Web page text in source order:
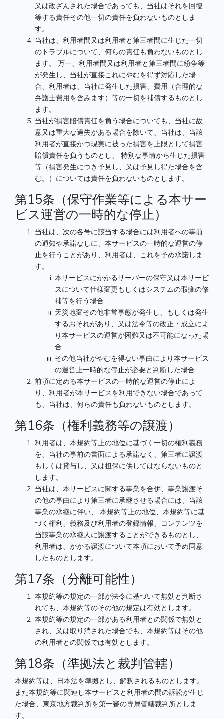
又は改ざんされた場合であっても、当社はそれを回復
等する責任その他一切の責任を負わないものとしま
す。
当社は、利用者間又は利用者と第三者間に生じた一切
のトラブルについて、何らの責任も負わないものとし
ます。 万一、利用者間又は利用者と第三者間に紛争等
が発生し、当社が直接これにやむを得ず対応した場
合、利用者は、当社に発生した損害、費用（合理的な
弁護士費用を含みます）等の一切を補償するものとし
ます。
当社が損害賠償責任を負う場合についても、当社に故
意又は重大な過失がある場合を除いて、当社は、当該
利用者が直接かつ現実に被った損害を上限として損害
賠償責任を負うものとし、 特別な事情から生じた損害
等（損害発生につき予見し、又は予見し得た場合を含
む。）については責任を負わないものとします。
第15条（保守作業等による本サー
ビス運営の一時的な停止）
当社は、次の各号に該当する場合には利用者への事前
の通知や承諾なしに、本サービスの一時的な運営の停
止を行うことがあり、利用者は、これを予め承諾しま
す。
本サービスにかかるサーバーの保守又は本サービ
スについて仕様変更もしくはシステムの瑕疵の修
補等を行う場合
天災地変その他非常事態が発生し、もしくは発生
するおそれがあり、又は法令等の改正・成立によ
り本サービスの運営が困難又は不可能になった場
合
その他当社がやむを得ない事由により本サービス
の運営上一時的な停止が必要と判断した場合
前項に定める本サービスの一時的な運営の停止によ
り、利用者が本サービスを利用できない場合であって
も、当社は、何らの責任も負わないものとします。
第16条（権利義務等の譲渡）
利用者は、本規約等上の地位に基づく一切の権利義務
を、当社の事前の書面による承諾なく、第三者に譲渡
もしくは貸与し、又は担保に供してはならないものと
します。
当社は、本サービスに関する事業を合併、事業譲渡そ
の他の事由により第三者に承継させる場合には、当該
事業の承継に伴い、 本規約等上の地位、本規約等に基
づく権利、義務及び利用者の登録情報、コンテンツを
当該事業の承継人に譲渡することができるものとし、
利用者は、かかる譲渡について本項において予め同意
したものとします。
第17条（分離可能性）
本規約等の規定の一部が法令に基づいて無効と判断さ
れても、本規約等のその他の規定は有効とします。
本規約等の規定の一部がある利用者との関係で無効と
され、又は取り消された場合でも、本規約等はその他
の利用者との関係では有効とします。
第18条（準拠法と裁判管轄）
本規約等は、日本法を準拠とし、解釈されるものとします。
また本規約等に関連し本サービスと利用者の間の訴訟が生じ
た場合、東京地方裁判所を第一審の専属管轄裁判所としま
す。